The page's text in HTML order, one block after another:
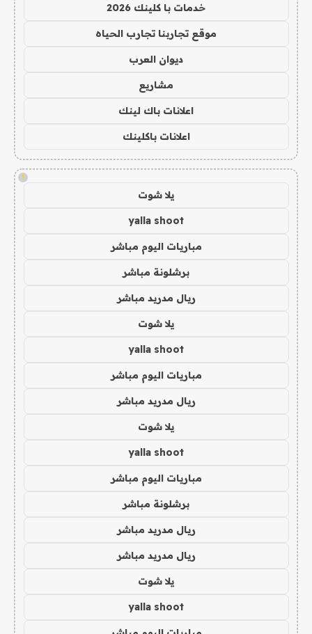
خدمات با كلينك 2026
موقع تجاربنا تجارب الحياه
ديوان العرب
مشاريع
اعلانات باك لينك
اعلانات باكلينك
!
يلا شوت
yalla shoot
مباريات اليوم مباشر
برشلونة مباشر
ريال مدريد مباشر
يلا شوت
yalla shoot
مباريات اليوم مباشر
ريال مدريد مباشر
يلا شوت
yalla shoot
مباريات اليوم مباشر
برشلونة مباشر
ريال مدريد مباشر
ريال مدريد مباشر
يلا شوت
yalla shoot